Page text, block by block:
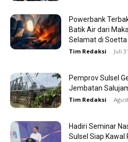
Powerbank
Batik Air dari
Selamat di Soetta
Tim Redaksi - Juli
Pemprov Sulsel
Jembatan
Tim Redaksi -
Hadiri Seminar
Sulsel Siap